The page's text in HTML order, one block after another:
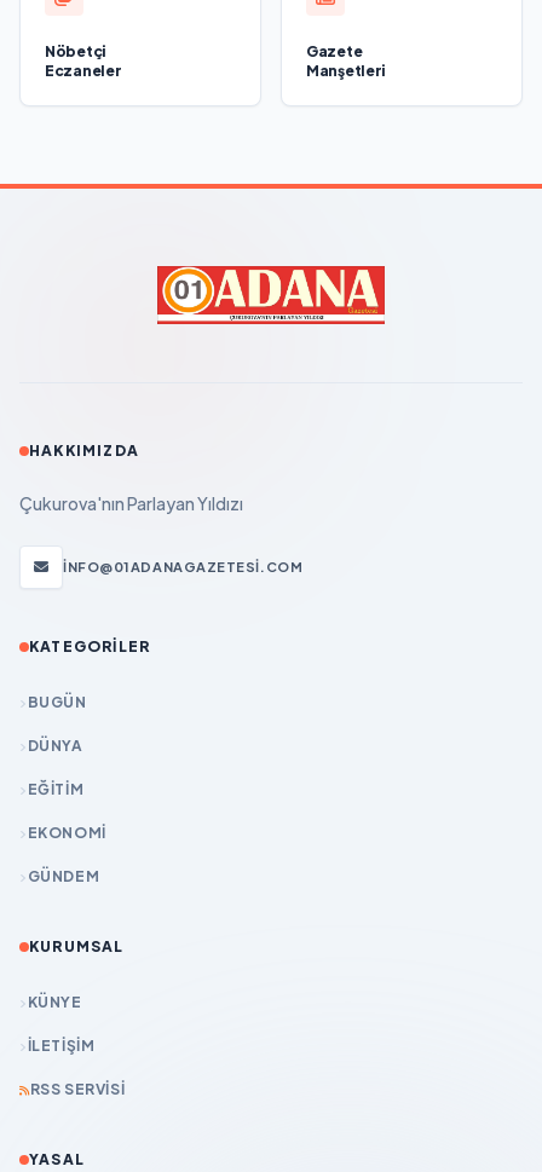
Nöbetçi
Eczaneler
Gazete
Manşetleri
HAKKIMIZDA
Çukurova'nın Parlayan Yıldızı
INFO@01ADANAGAZETESI.COM
KATEGORILER
BUGÜN
DÜNYA
EĞİTİM
EKONOMİ
GÜNDEM
KURUMSAL
KÜNYE
İLETIŞIM
RSS SERVISI
YASAL